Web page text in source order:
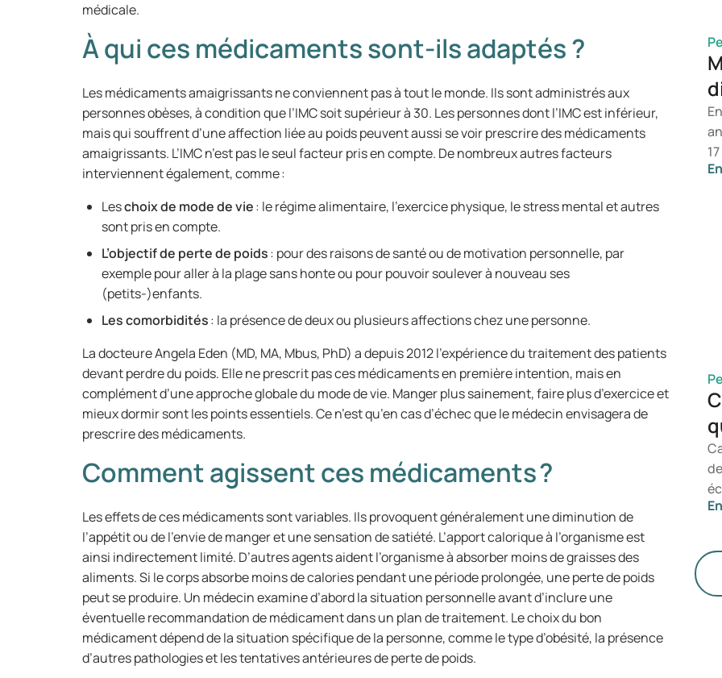
médicale.
À qui ces médicaments sont-ils adaptés ?
Les médicaments amaigrissants ne conviennent pas à tout le monde. Ils sont administrés aux
personnes obèses, à condition que l’IMC soit supérieur à 30. Les personnes dont l’IMC est inférieur,
mais qui souffrent d’une affection liée au poids peuvent aussi se voir prescrire des médicaments
amaigrissants. L’IMC n’est pas le seul facteur pris en compte. De nombreux autres facteurs
interviennent également, comme :
Leschoix de mode de vie: le régime alimentaire, l’exercice physique, le stress mental et autres
sont pris en compte.
L’objectif de perte de poids: pour des raisons de santé ou de motivation personnelle, par
exemple pour aller à la plage sans honte ou pour pouvoir soulever à nouveau ses
(petits-)enfants.
Les comorbidités: la présence de deux ou plusieurs affections chez une personne.
La docteure Angela Eden (MD, MA, Mbus, PhD) a depuis 2012 l’expérience du traitement des patients
devant perdre du poids. Elle ne prescrit pas ces médicaments en première intention, mais en
complément d’une approche globale du mode de vie. Manger plus sainement, faire plus d’exercice et
mieux dormir sont les points essentiels. Ce n’est qu’en cas d’échec que le médecin envisagera de
prescrire des médicaments.
Comment agissent ces médicaments ?
Les effets de ces médicaments sont variables. Ils provoquent généralement une diminution de
l’appétit ou de l’envie de manger et une sensation de satiété. L’apport calorique à l’organisme est
ainsi indirectement limité. D’autres agents aident l’organisme à absorber moins de graisses des
aliments. Si le corps absorbe moins de calories pendant une période prolongée, une perte de poids
peut se produire. Un médecin examine d’abord la situation personnelle avant d’inclure une
éventuelle recommandation de médicament dans un plan de traitement. Le choix du bon
médicament dépend de la situation spécifique de la personne, comme le type d’obésité, la présence
d’autres pathologies et les tentatives antérieures de perte de poids.